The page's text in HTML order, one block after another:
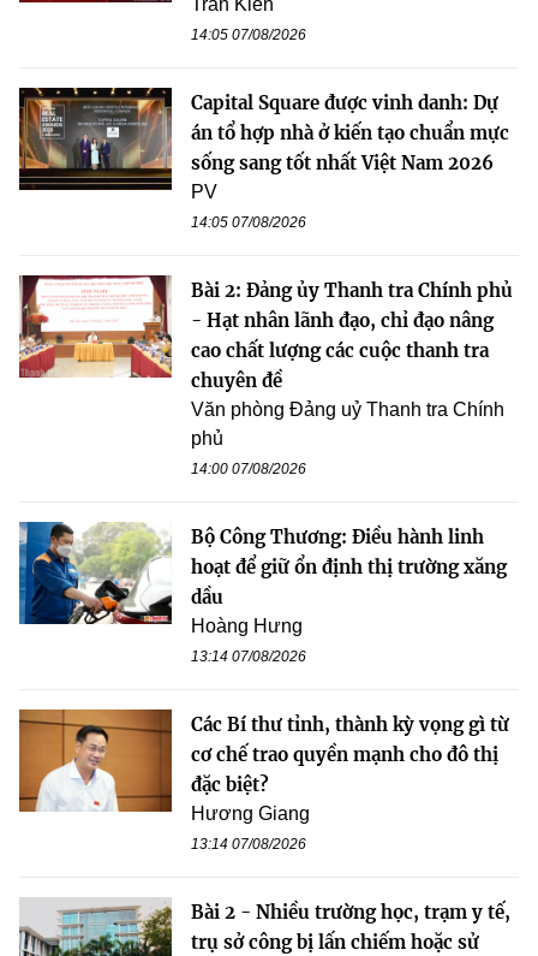
Trần Kiên
14:05 07/08/2026
Capital Square được vinh danh: Dự
án tổ hợp nhà ở kiến tạo chuẩn mực
sống sang tốt nhất Việt Nam 2026
PV
14:05 07/08/2026
Bài 2: Đảng ủy Thanh tra Chính phủ
- Hạt nhân lãnh đạo, chỉ đạo nâng
cao chất lượng các cuộc thanh tra
chuyên đề
Văn phòng Đảng uỷ Thanh tra Chính
phủ
14:00 07/08/2026
Bộ Công Thương: Điều hành linh
hoạt để giữ ổn định thị trường xăng
dầu
Hoàng Hưng
13:14 07/08/2026
Các Bí thư tỉnh, thành kỳ vọng gì từ
cơ chế trao quyền mạnh cho đô thị
đặc biệt?
Hương Giang
13:14 07/08/2026
Bài 2 - Nhiều trường học, trạm y tế,
trụ sở công bị lấn chiếm hoặc sử